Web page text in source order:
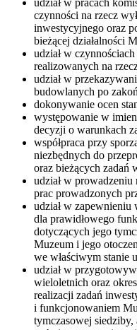
udział w pracach
czynności na rzecz
inwestycyjnego oraz
bieżącej działalności
udział w
realizowanych na
udział w
budowlanych po
dokonywanie ocen
występowanie w
decyzji o warunkach
współpraca przy
niezbędnych do
oraz bieżących zadań
udział w
prac prowadzonych
udział w
dla prawidłowego
dotyczących jego
Muzeum i jego
we właściwym stanie
udział w
wieloletnich oraz
realizacji zadań
i funkcjonowaniem
tymczasowej